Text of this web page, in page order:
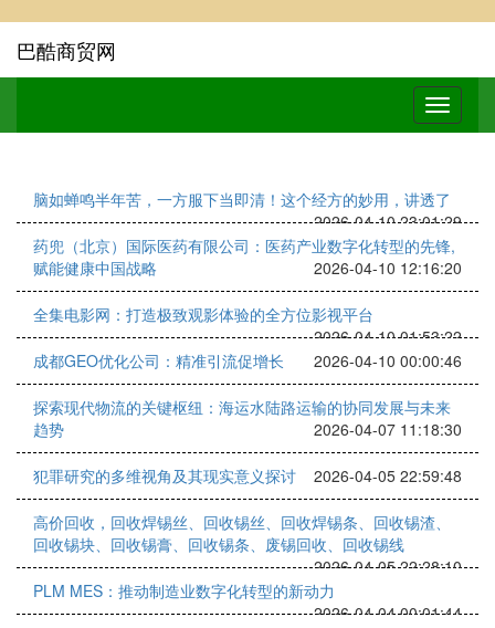
巴酷商贸网
脑如蝉鸣半年苦，一方服下当即清！这个经方的妙用，讲透了
2026-04-10 23:01:29
药兜（北京）国际医药有限公司：医药产业数字化转型的先锋,
赋能健康中国战略
2026-04-10 12:16:20
全集电影网：打造极致观影体验的全方位影视平台
2026-04-10 01:53:22
成都GEO优化公司：精准引流促增长
2026-04-10 00:00:46
探索现代物流的关键枢纽：海运水陆路运输的协同发展与未来
趋势
2026-04-07 11:18:30
犯罪研究的多维视角及其现实意义探讨 2026-04-05 22:59:48
高价回收，回收焊锡丝、回收锡丝、回收焊锡条、回收锡渣、
回收锡块、回收锡膏、回收锡条、废锡回收、回收锡线
2026-04-05 22:28:10
PLM MES：推动制造业数字化转型的新动力
2026-04-04 00:01:44